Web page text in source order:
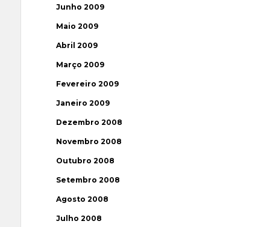
Junho 2009
Maio 2009
Abril 2009
Março 2009
Fevereiro 2009
Janeiro 2009
Dezembro 2008
Novembro 2008
Outubro 2008
Setembro 2008
Agosto 2008
Julho 2008